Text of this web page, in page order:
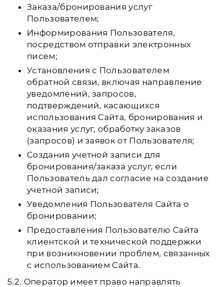
Заказа/бронирования услуг
Пользователем;
Информирования Пользователя,
посредством отправки электронных
писем;
Установления с Пользователем
обратной связи, включая направление
уведомлений, запросов,
подтверждений, касающихся
использования Сайта, бронирования и
оказания услуг, обработку заказов
(запросов) и заявок от Пользователя;
Создания учетной записи для
бронирования/заказа услуг, если
Пользователь дал согласие на создание
учетной записи;
Уведомления Пользователя Сайта о
бронировании;
Предоставления Пользователю Сайта
клиентской и технической поддержки
при возникновении проблем, связанных
с использованием Сайта.
5.2. Оператор имеет право направлять